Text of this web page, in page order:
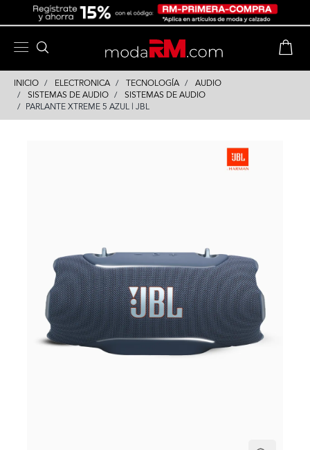
INICIO ELECTRONICA TECNOLOGÍA
AUDIO
SISTEMAS DE AUDIO
SISTEMAS DE AUDIO
PARLANTE XTREME 5 AZUL | JBL